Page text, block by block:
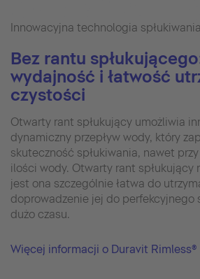
Innowacyjna technologia
Bez rantu
wydajność i łatwość
czystości
Otwarty rant spłukujący umożliwia
dynamiczny przepływ wody, który
skuteczność spłukiwania, nawet
ilości wody. Otwarty rant spłukujący
jest ona szczególnie łatwa do
doprowadzenie jej do perfekcyjnego
dużo czasu.
Więcej informacji o Duravit Rimless®